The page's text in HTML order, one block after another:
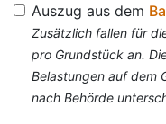
Auszug aus dem
Zusätzlich fallen für
pro Grundstück an.
Belastungen auf dem
nach Behörde